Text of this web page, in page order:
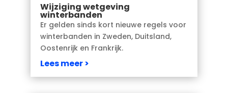
Wijziging wetgeving
winterbanden
Er gelden sinds kort nieuwe regels voor
winterbanden in Zweden, Duitsland,
Oostenrijk en Frankrijk.
Lees meer